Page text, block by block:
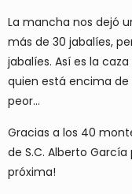
La mancha nos dejó
más de 30 jabalíes,
jabalíes. Así es la
quien está encima
peor…
Gracias a los 40
de S.C. Alberto
próxima!